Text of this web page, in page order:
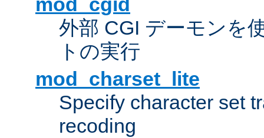
外部 CGI デーモンを
トの実行
mod_charset_lite
Specify character set
recoding